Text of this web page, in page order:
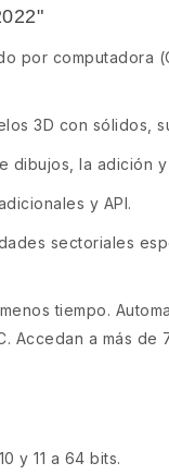
por
3D con sólidos,
dibujos, la adición
y API.
sectoriales
tiempo.
Accedan a más
y 11 a 64 bits.